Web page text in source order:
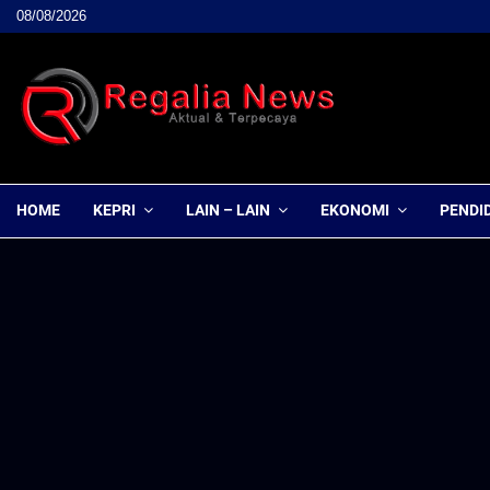
08/08/2026
HOME KEPRI LAIN – LAIN EKONOMI